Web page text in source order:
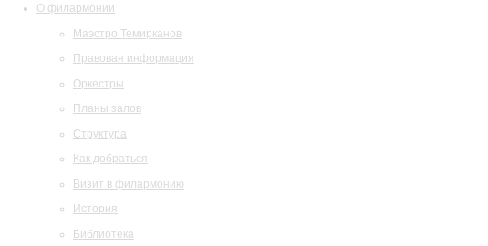
О филармонии
Маэстро Темирканов
Правовая информация
Оркестры
Планы залов
Структура
Как добраться
Визит в филармонию
История
Библиотека